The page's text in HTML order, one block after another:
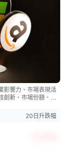
影響力、市場表現活
創新、市場份額、品
20日升跌幅